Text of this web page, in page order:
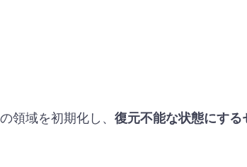
領域を初期化し、 復元不能な状態にす